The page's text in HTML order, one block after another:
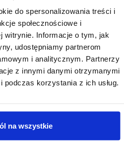
do spersonalizowania treści i
społecznościowe i
witrynie. Informacje o tym, jak
udostępniamy partnerom
i analitycznym. Partnerzy
z innymi danymi otrzymanymi
podczas korzystania z ich usług.
na wszystkie
i burmistrzowie
do Prezydenta RP
Legislacja
ds. Przeglądu Prawa
u
RP
ustawy o RIO